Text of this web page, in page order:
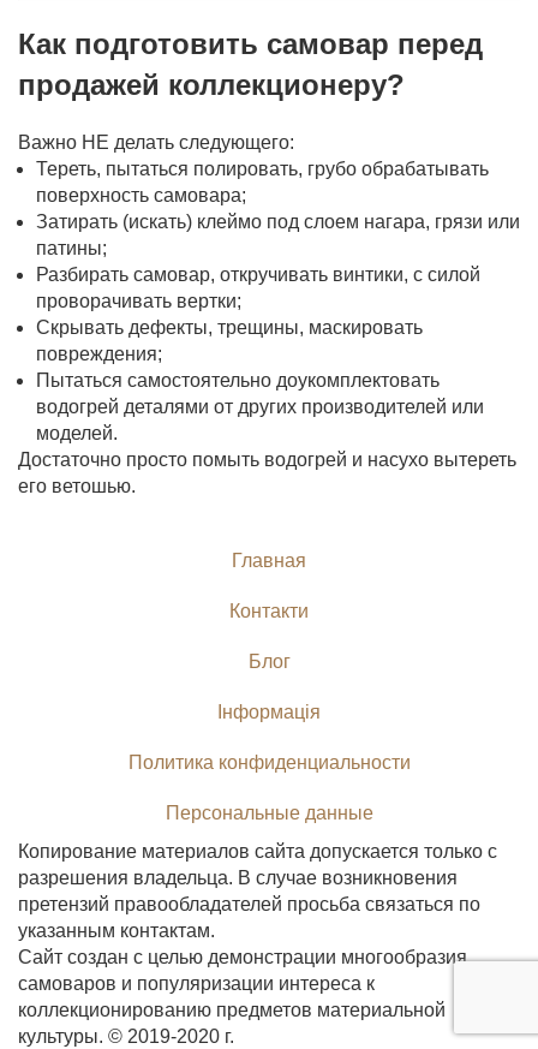
Как подготовить самовар перед
продажей коллекционеру?
Важно НЕ делать следующего:
Тереть, пытаться полировать, грубо обрабатывать
поверхность самовара;
Затирать (искать) клеймо под слоем нагара, грязи или
патины;
Разбирать самовар, откручивать винтики, с силой
проворачивать вертки;
Скрывать дефекты, трещины, маскировать
повреждения;
Пытаться самостоятельно доукомплектовать
водогрей деталями от других производителей или
моделей.
Достаточно просто помыть водогрей и насухо вытереть
его ветошью.
Главная
Контакти
Блог
Інформація
Политика конфиденциальности
Персональные данные
Копирование материалов сайта допускается только с
разрешения владельца. В случае возникновения
претензий правообладателей просьба связаться по
указанным контактам.
Сайт создан с целью демонстрации многообразия
самоваров и популяризации интереса к
коллекционированию предметов материальной
культуры. © 2019-2020 г.